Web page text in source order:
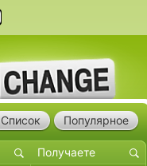
Список Популярное